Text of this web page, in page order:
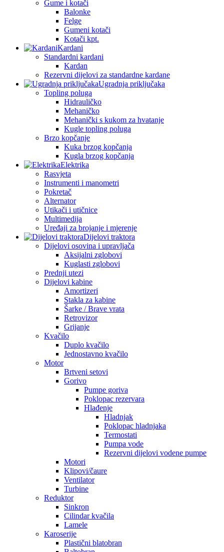
Gume i kotači
Balonke
Felge
Gumeni kotači
Kotači kpt.
Kardani
Standardni kardani
Kardan
Rezervni dijelovi za standardne kardane
Ugradnja priključaka
Topling poluga
Hidrauličko
Mehaničko
Mehanički s kukom za hvatanje
Kugle topling poluga
Brzo kopčanje
Kuka brzog kopčanja
Kugla brzog kopčanja
Elektrika
Rasvjeta
Instrumenti i manometri
Pokretač
Alternator
Utikači i utičnice
Multimedija
Uređaji za brojanje i mjerenje
Dijelovi traktora
Dijelovi osovina i upravljača
Aksijalni zglobovi
Kuglasti zglobovi
Prednji utezi
Dijelovi kabine
Amortizeri
Stakla za kabine
Šarke / Brave vrata
Retrovizor
Grijanje
Kvačilo
Duplo kvačilo
Jednostavno kvačilo
Motor
Brtveni setovi
Gorivo
Pumpe goriva
Poklopac rezervara
Hlađenje
Hladnjak
Poklopac hladnjaka
Termostati
Pumpa vode
Rezervni dijelovi vodene pumpe
Motori
Klipovi/čaure
Ventilator
Turbine
Reduktor
Sinkron
Cilindar kvačila
Lamele
Karoserije
Plastični blatobran